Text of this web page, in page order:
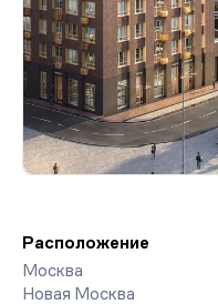
Расположение
Москва
Новая Москва